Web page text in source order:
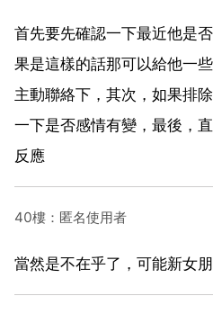
首先要先確認一下最近他是
果是這樣的話那可以給他一
主動聯絡下，其次，如果排
一下是否感情有變，最後，
反應
40樓：匿名使用者
當然是不在乎了，可能新女朋